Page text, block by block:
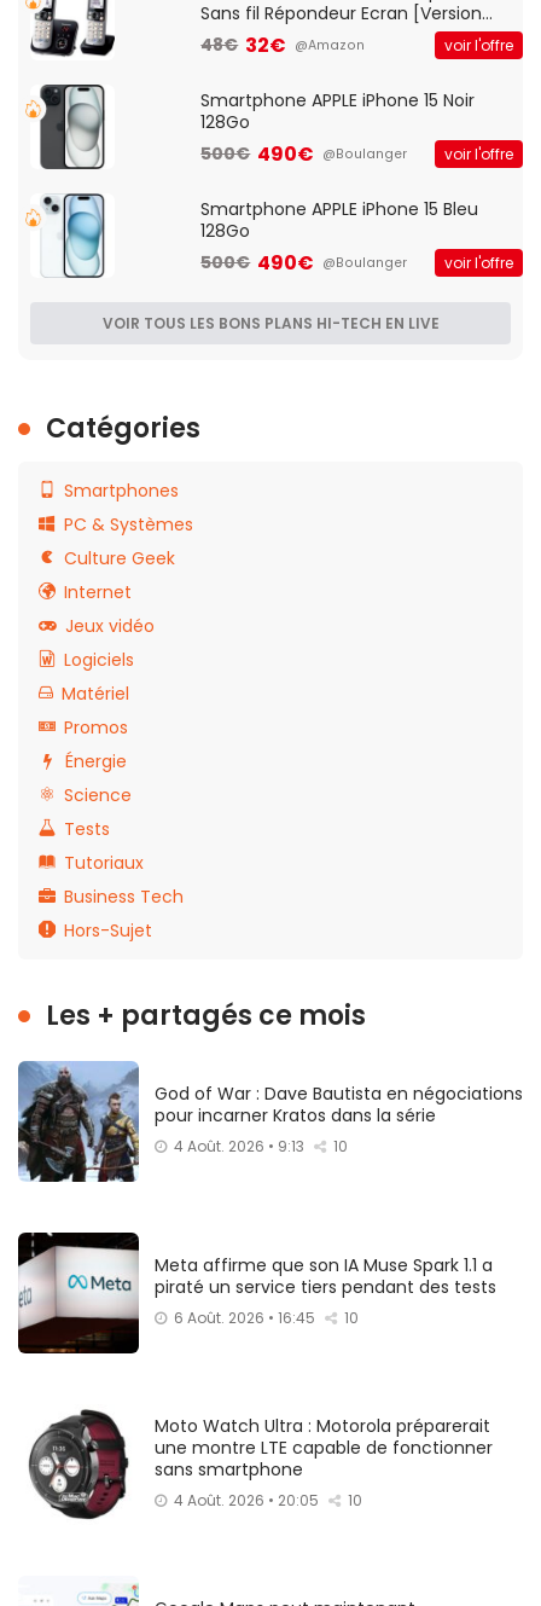
Sans fil Répondeur Ecran [Version
Française]
48€ 32€ @Amazon voir l'offre
Smartphone APPLE iPhone 15 Noir
128Go
500€ 490€ @Boulanger voir l'offre
Smartphone APPLE iPhone 15 Bleu
128Go
500€ 490€ @Boulanger voir l'offre
VOIR TOUS LES BONS PLANS HI-TECH EN LIVE
Catégories
Smartphones
PC & Systèmes
Culture Geek
Internet
Jeux vidéo
Logiciels
Matériel
Promos
Énergie
Science
Tests
Tutoriaux
Business Tech
Hors-Sujet
Les + partagés ce mois
God of War : Dave Bautista en négociations
pour incarner Kratos dans la série
4 Août. 2026 • 9:13 10
Meta affirme que son IA Muse Spark 1.1 a
piraté un service tiers pendant des tests
6 Août. 2026 • 16:45 10
Moto Watch Ultra : Motorola préparerait
une montre LTE capable de fonctionner
sans smartphone
4 Août. 2026 • 20:05 10